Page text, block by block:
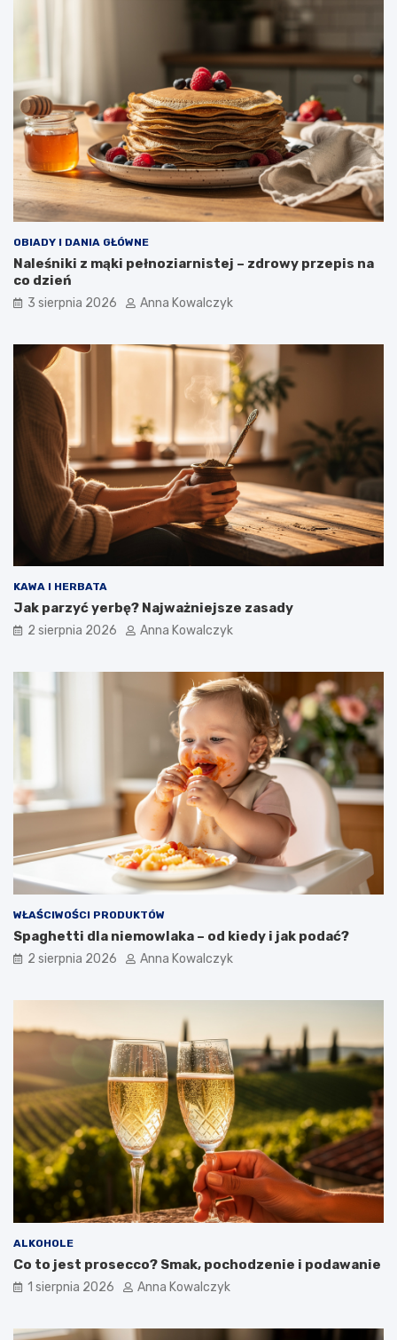
OBIADY I DANIA GŁÓWNE
Naleśniki z mąki pełnoziarnistej – zdrowy przepis na
co dzień
3 sierpnia 2026 Anna Kowalczyk
KAWA I HERBATA
Jak parzyć yerbę? Najważniejsze zasady
2 sierpnia 2026 Anna Kowalczyk
WŁAŚCIWOŚCI PRODUKTÓW
Spaghetti dla niemowlaka – od kiedy i jak podać?
2 sierpnia 2026 Anna Kowalczyk
ALKOHOLE
Co to jest prosecco? Smak, pochodzenie i podawanie
1 sierpnia 2026 Anna Kowalczyk